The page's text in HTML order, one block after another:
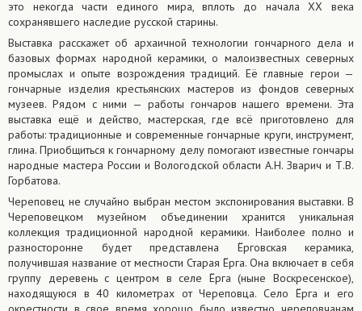
это некогда части единого мира, вплоть до начала XX века
сохранявшего наследие русской старины.
Выставка расскажет об архаичной технологии гончарного дела и
базовых формах народной керамики, о малоизвестных северных
промыслах и опыте возрождения традиций. Её главные герои —
гончарные изделия крестьянских мастеров из фондов северных
музеев. Рядом с ними — работы гончаров нашего времени. Эта
выставка ещё и действо, мастерская, где всё приготовлено для
работы: традиционные и современные гончарные круги, инструмент,
глина. Приобщиться к гончарному делу помогают известные гончары
народные мастера России и Вологодской области А.Н. Зварич и Т.В.
Горбатова.
Череповец не случайно выбран местом экспонирования выставки. В
Череповецком музейном объединении хранится уникальная
коллекция традиционной народной керамики. Наиболее полно и
разносторонне будет представлена Ёрговская керамика,
получившая название от местности Старая Ёрга. Она включает в себя
группу деревень с центром в селе Ёрга (ныне Воскресенское),
находящуюся в 40 километрах от Череповца. Село Ёрга и его